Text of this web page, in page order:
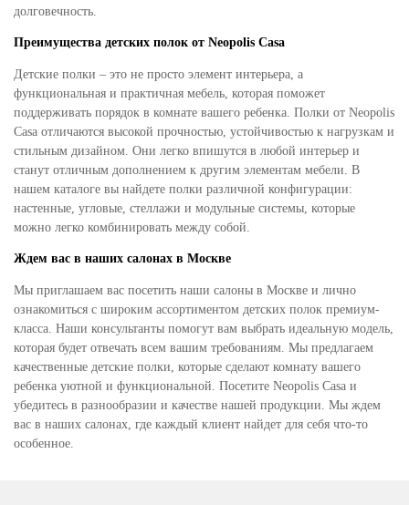
долговечность.
Преимущества детских полок от Neopolis Casa
Детские полки – это не просто элемент интерьера, а
функциональная и практичная мебель, которая поможет
поддерживать порядок в комнате вашего ребенка. Полки от Neopolis
Casa отличаются высокой прочностью, устойчивостью к нагрузкам и
стильным дизайном. Они легко впишутся в любой интерьер и
станут отличным дополнением к другим элементам мебели. В
нашем каталоге вы найдете полки различной конфигурации:
настенные, угловые, стеллажи и модульные системы, которые
можно легко комбинировать между собой.
Ждем вас в наших салонах в Москве
Мы приглашаем вас посетить наши салоны в Москве и лично
ознакомиться с широким ассортиментом детских полок премиум-
класса. Наши консультанты помогут вам выбрать идеальную модель,
которая будет отвечать всем вашим требованиям. Мы предлагаем
качественные детские полки, которые сделают комнату вашего
ребенка уютной и функциональной. Посетите Neopolis Casa и
убедитесь в разнообразии и качестве нашей продукции. Мы ждем
вас в наших салонах, где каждый клиент найдет для себя что-то
особенное.